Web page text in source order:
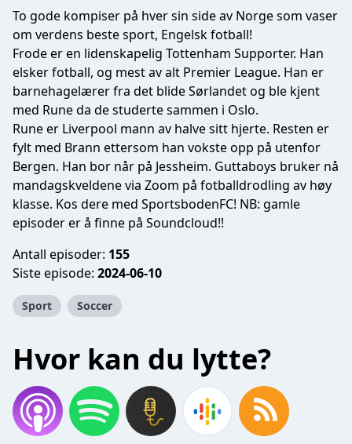
To gode kompiser på hver sin side av Norge som vaser
om verdens beste sport, Engelsk fotball!
Frode er en lidenskapelig Tottenham Supporter. Han
elsker fotball, og mest av alt Premier League. Han er
barnehagelærer fra det blide Sørlandet og ble kjent
med Rune da de studerte sammen i Oslo.
Rune er Liverpool mann av halve sitt hjerte. Resten er
fylt med Brann ettersom han vokste opp på utenfor
Bergen. Han bor når på Jessheim. Guttaboys bruker nå
mandagskveldene via Zoom på fotballdrodling av høy
klasse. Kos dere med SportsbodenFC! NB: gamle
episoder er å finne på Soundcloud!!
Antall episoder: 155
Siste episode: 2024-06-10
Sport Soccer
Hvor kan du lytte?